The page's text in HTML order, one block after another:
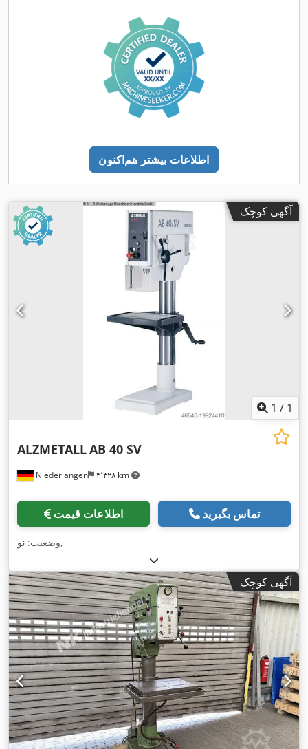
اطلاعات بیشتر هم‌اکنون
آگهی کوچک
1 / 1
Niederlangen ۴٬۳۲۸ km
ALZMETALLAB 40 SV
اطلاعات قیمت تماس بگیرید
وضعیت: نو ,
آگهی کوچک